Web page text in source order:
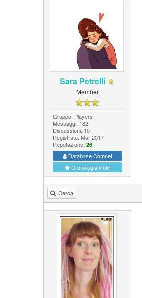
Sara Petrelli
Member
Gruppo: Players
Messaggi: 182
Discussioni: 10
Registrato: Mar 2017
Reputazione: 26
Database Comnet
Cronologia Role
Cerca